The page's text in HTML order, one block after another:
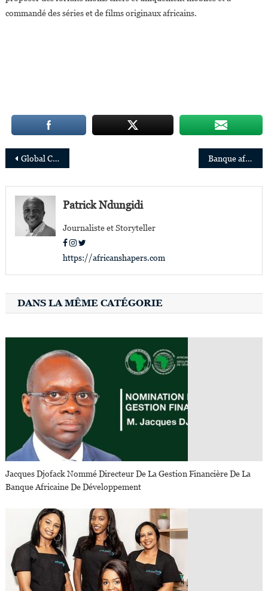
commandé des séries et de films originaux africains.
Navigation
de
l’article
Global Citizen Prize 2020 : Temie Giwa-Tubosun et Opal Tometi parmi les lauréats Banque africaine de développement : Aïssa Touré, nouvelle Cheffe de Bureau-Pays pour le Rwanda
Patrick Ndungidi
Journaliste et Storyteller
https://africanshapers.com
DANS LA MÊME CATÉGORIE
Jacques Djofack Nommé Directeur De La Gestion Financière De La
Banque Africaine De Développement